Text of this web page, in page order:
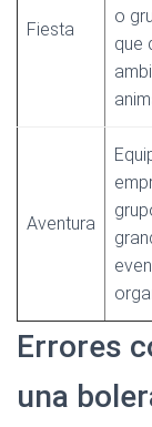
Fiesta
o
que
Aventura
Errores
una